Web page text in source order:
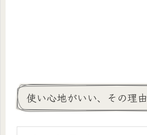
使い心地がいい、その理由